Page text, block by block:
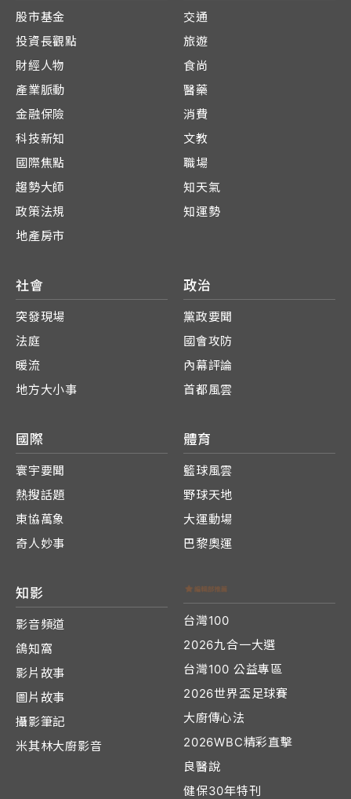
股市基金
投資長觀點
財經人物
產業脈動
金融保險
科技新知
國際焦點
趨勢大師
政策法規
地產房市
交通
旅遊
食尚
醫藥
消費
文教
職場
知天氣
知運勢
社會
突發現場
法庭
暖流
地方大小事
政治
黨政要聞
國會攻防
內幕評論
首都風雲
國際
寰宇要聞
熱搜話題
東協萬象
奇人妙事
體育
籃球風雲
野球天地
大運動場
巴黎奧運
知影
影音頻道
鴿知窩
影片故事
圖片故事
攝影筆記
米其林大廚影音
台灣100
2026九合一大選
台灣100 公益專區
2026世界盃足球賽
大廚傳心法
2026WBC精彩直擊
良醫說
健保30年特刊